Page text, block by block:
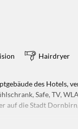
Hairdryer
des Hotels,
Safe, TV,
auf die Stadt